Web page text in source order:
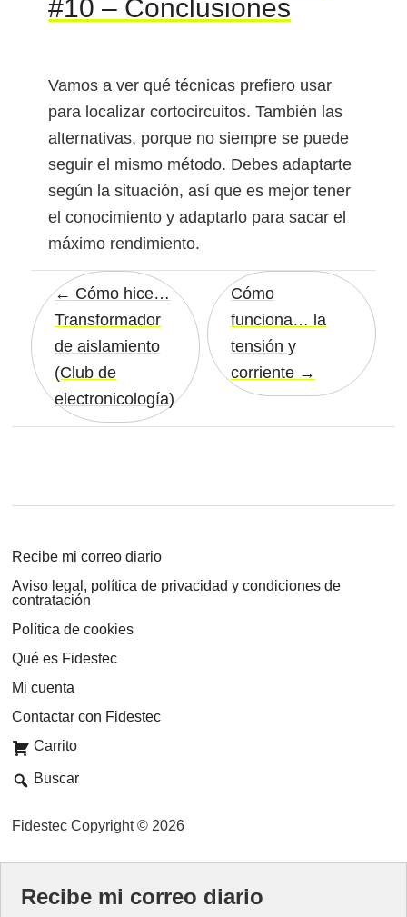
#10 – Conclusiones
Vamos a ver qué técnicas prefiero usar
para localizar cortocircuitos. También las
alternativas, porque no siempre se puede
seguir el mismo método. Debes adaptarte
según la situación, así que es mejor tener
el conocimiento y adaptarlo para sacar el
máximo rendimiento.
Cómo hice…
Transformador
de aislamiento
(Club de
electronicología)
Cómo
funciona… la
tensión y
corriente
Recibe mi correo diario
Aviso legal, política de privacidad y condiciones de
contratación
Política de cookies
Qué es Fidestec
Mi cuenta
Contactar con Fidestec
Carrito
Buscar
Fidestec Copyright © 2026
Recibe mi correo diario